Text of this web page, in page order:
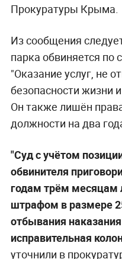
Прокуратуры Крыма.
Из сообщения
парка обвиняется по
"Оказание услуг, не
безопасности жизни
Он также лишён
должности на два
"Суд с учётом
обвинителя
годам трём месяцам
штрафом в размере
отбывания
исправительная
уточнили в